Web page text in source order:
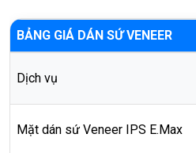
BẢNG GIÁ DÁN SỨ VENEER
Dịch vụ
Mặt dán sứ Veneer IPS E.Max